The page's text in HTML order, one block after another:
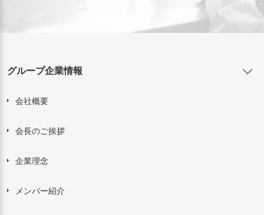
グループ企業情報
会社概要
会長のご挨拶
企業理念
メンバー紹介